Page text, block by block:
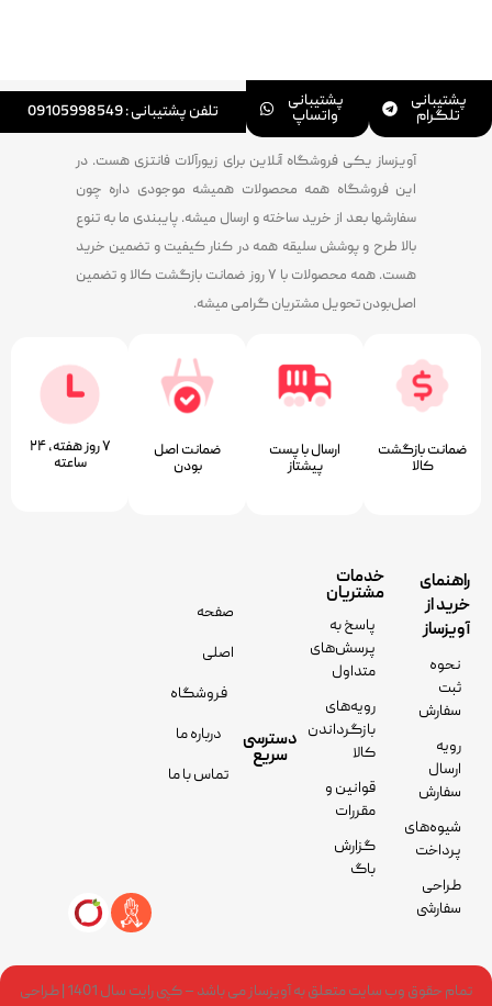
پشتیبانی
تلگرام
پشتیبانی
واتساپ تلفن پشتیبانی : 09105998549
آویزساز یکی فروشگاه آنلاین برای زیورآلات فانتزی هست. در
این فروشگاه همه محصولات همیشه موجودی داره چون
سفارشها بعد از خرید ساخته و ارسال میشه. پایبندی ما به تنوع
بالا طرح و پوشش سلیقه همه در کنار کیفیت و تضمین خرید
هست. همه محصولات با ۷ روز ضمانت بازگشت کالا و تضمین
اصل‌بودن تحویل مشتریان گرامی میشه.
ضمانت بازگشت
کالا
ارسال با پست
پیشتاز
ﺿﻤﺎﻧﺖ اﺻﻞ
ﺑﻮدن
۷ روز ﻫﻔﺘﻪ، ۲۴
ﺳﺎﻋﺘﻪ
راهنمای
خرید از
آویزساز
نحوه
ثبت
سفارش
رویه
ارسال
سفارش
شیوه‌های
پرداخت
طراحی
سفارشی
خدمات
مشتریان
پاسخ به
پرسش‌های
متداول
رویه‌های
بازگرداندن
کالا
قوانین و
مقررات
گزارش
باگ
دسترسی
سریع
صفحه
اصلی
فروشگاه
درباره ما
تماس با ما
تمام حقوق وب سایت متعلق به آویزساز می باشد – کپی رایت سال 1401 | طراحی